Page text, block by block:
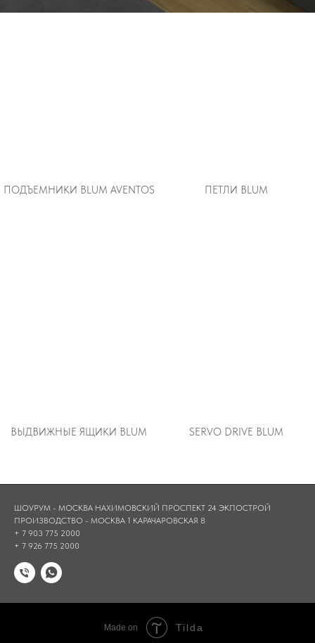
ПОДЪЕМНИКИ BLUM AVENTOS ПЕТЛИ BLUM
ВЫДВИЖНЫЕ ЯЩИКИ BLUM SERVO DRIVE BLUM
ШОУРУМ - МОСКВА НАХИМОВСКИЙ ПРОСПЕКТ 24 ЭКПОСТРОЙ
ПРОИЗВОДСТВО - МОСКВА 1 КАРАЧАРОВСКАЯ 8
+ 7 903 775 2000
+ 7 926 775 2000
Made on Tilda